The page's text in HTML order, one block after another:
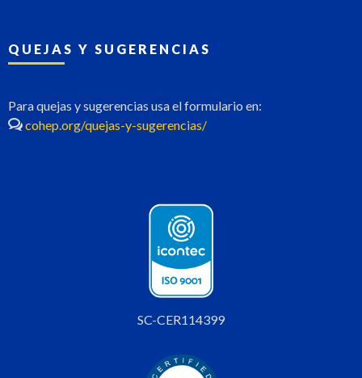
QUEJAS Y SUGERENCIAS
Para quejas y sugerencias usa el formulario en:
cohep.org/quejas-y-sugerencias/
SC-CER114399